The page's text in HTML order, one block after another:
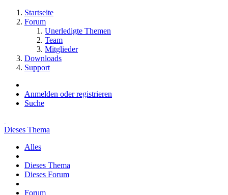
Startseite
Forum
Unerledigte Themen
Team
Mitglieder
Downloads
Support
Anmelden oder registrieren
Suche
Dieses Thema
Alles
Dieses Thema
Dieses Forum
Forum